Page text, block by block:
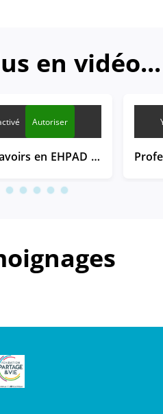
en vidéo...
Autoriser
Transmettre les savoirs en EHPAD - Témoignages de professionnels - Epernay